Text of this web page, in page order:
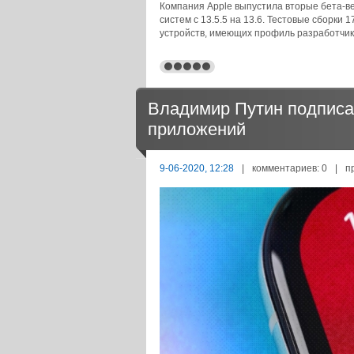
Компания Apple выпустила вторые бета-
систем с 13.5.5 на 13.6. Тестовые сборки
устройств, имеющих профиль
Владимир Путин
приложений
9-06-2020, 12:28 | комментариев: 0 |